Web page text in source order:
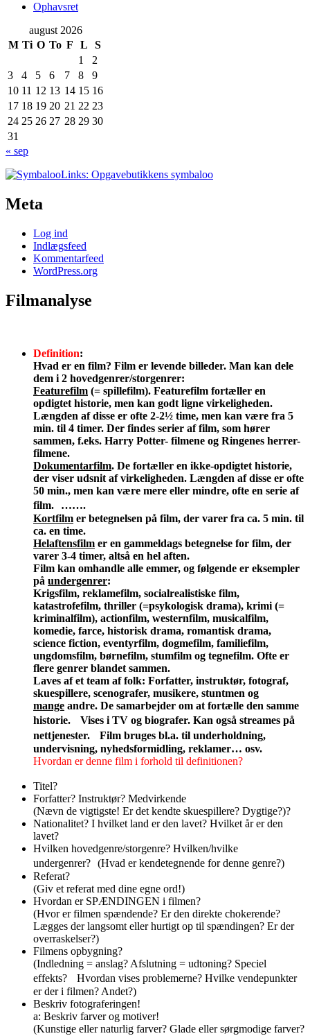
Ophavsret
august 2026
M Ti O To F L
S
1
2
3
4 5 6 7 8
9
10 11 12 13 14 15 16
17 18 19 20 21 22 23
24 25 26 27 28 29 30
31
« sep
Links: Opgavebutikkens symbaloo
Meta
Log ind
Indlægsfeed
Kommentarfeed
WordPress.org
Filmanalyse
Definition:
Hvad er en film? Film er levende billeder. Man kan dele
dem i 2 hovedgenrer/storgenrer:
Featurefilm (= spillefilm). Featurefilm fortæller en
opdigtet historie, men kan godt ligne virkeligheden.
Længden af disse er ofte 2-2½ time, men kan være fra 5
min. til 4 timer. Der findes serier af film, som hører
sammen, f.eks. Harry Potter- filmene og Ringenes herrer-
filmene.
Dokumentarfilm. De fortæller en ikke-opdigtet historie,
der viser udsnit af virkeligheden. Længden af disse er ofte
50 min., men kan være mere eller mindre, ofte en serie af
film. …….
Kortfilm er betegnelsen på film, der varer fra ca. 5 min. til
ca. en time.
Helaftensfilm er en gammeldags betegnelse for film, der
varer 3-4 timer, altså en hel aften.
Film kan omhandle alle emmer, og følgende er eksempler
på undergenrer:
Krigsfilm, reklamefilm, socialrealistiske film,
katastrofefilm, thriller (=psykologisk drama), krimi (=
kriminalfilm), actionfilm, westernfilm, musicalfilm,
komedie, farce, historisk drama, romantisk drama,
science fiction, eventyrfilm, dogmefilm, familiefilm,
ungdomsfilm, børnefilm, stumfilm og tegnefilm. Ofte er
flere genrer blandet sammen.
Laves af et team af folk: Forfatter, instruktør, fotograf,
skuespillere, scenografer, musikere, stuntmen og
mange andre. De samarbejder om at fortælle den samme
historie. Vises i TV og biografer. Kan også streames på
nettjenester. Film bruges bl.a. til underholdning,
undervisning, nyhedsformidling, reklamer… osv.
Hvordan er denne film i forhold til definitionen?
Titel?
Forfatter? Instruktør? Medvirkende
(Nævn de vigtigste! Er det kendte skuespillere? Dygtige?)?
Nationalitet? I hvilket land er den lavet? Hvilket år er den
lavet?
Hvilken hovedgenre/storgenre? Hvilken/hvilke
undergenrer? (Hvad er kendetegnende for denne genre?)
Referat?
(Giv et referat med dine egne ord!)
Hvordan er SPÆNDINGEN i filmen?
(Hvor er filmen spændende? Er den direkte chokerende?
Lægges der langsomt eller hurtigt op til spændingen? Er der
overraskelser?)
Filmens opbygning?
(Indledning = anslag? Afslutning = udtoning? Speciel
effekts? Hvordan vises problemerne? Hvilke vendepunkter
er der i filmen? Andet?)
Beskriv fotograferingen!
a: Beskriv farver og motiver!
(Kunstige eller naturlig farver? Glade eller sørgmodige farver?